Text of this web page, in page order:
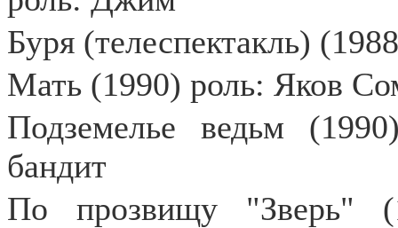
Буря (телеспектакль)
Мать (1990) роль: Яков
Подземелье ведьм
бандит
По прозвищу "Зверь"